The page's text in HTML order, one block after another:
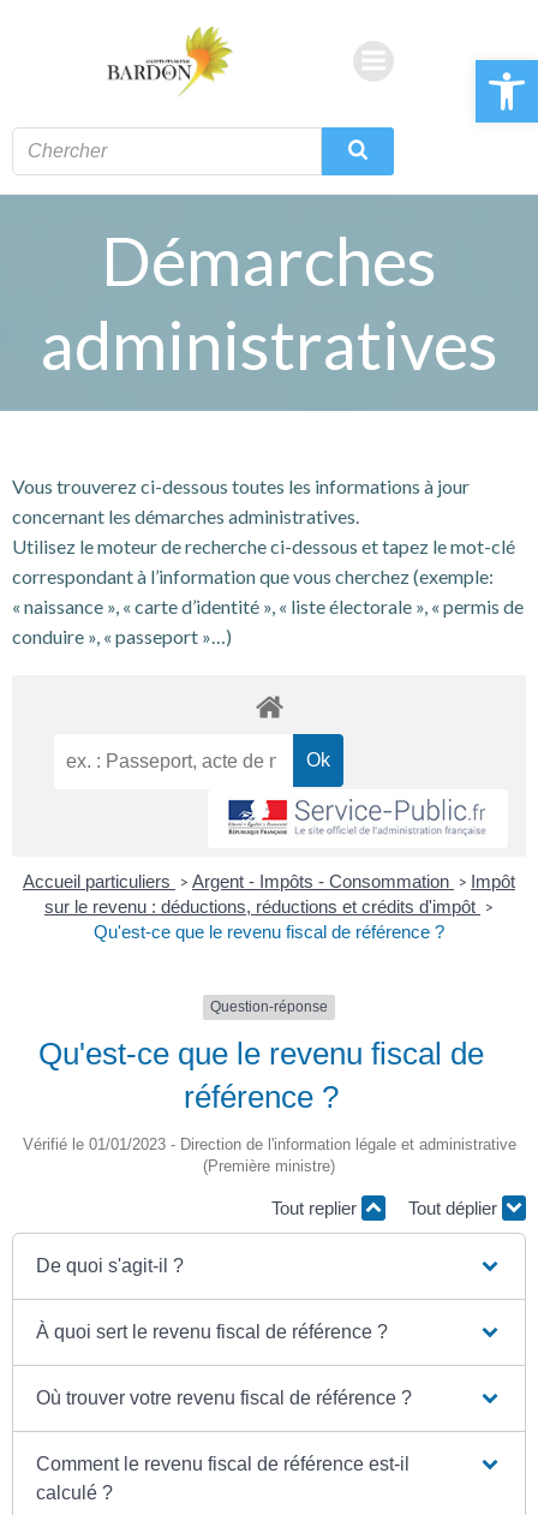
Ouvrir
Démarches
administratives
Vous trouverez ci-dessous toutes les informations à jour
concernant les démarches administratives.
Utilisez le moteur de recherche ci-dessous et tapez le mot-clé
correspondant à l’information que vous cherchez (exemple:
« naissance », « carte d’identité », « liste électorale », « permis de
conduire », « passeport »…)
Accueil particuliers > Argent - Impôts - Consommation > Impôt
sur le revenu : déductions, réductions et crédits d'impôt >
Qu'est-ce que le revenu fiscal de référence ?
Question-réponse
Qu'est-ce que le revenu fiscal de
référence ?
Vérifié le 01/01/2023 - Direction de l'information légale et administrative
(Première ministre)
Tout replier Tout déplier
De quoi s'agit-il ?
À quoi sert le revenu fiscal de référence ?
Où trouver votre revenu fiscal de référence ?
Comment le revenu fiscal de référence est-il
calculé ?